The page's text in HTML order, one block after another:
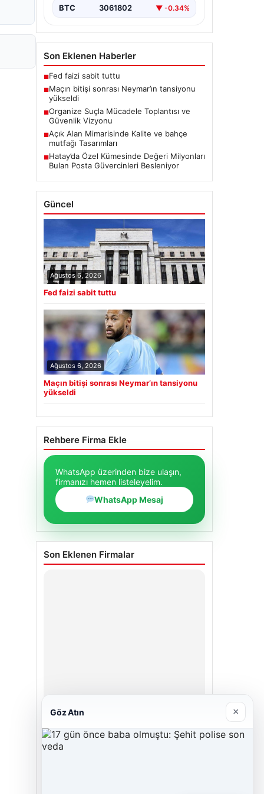
BTC 3061802 ▼ -0.34%
Son Eklenen Haberler
■Fed faizi sabit tuttu
■Maçın bitişi sonrası Neymar’ın tansiyonu
yükseldi
■Organize Suçla Mücadele Toplantısı ve
Güvenlik Vizyonu
■Açık Alan Mimarisinde Kalite ve bahçe
mutfağı Tasarımları
■Hatay’da Özel Kümesinde Değeri Milyonları
Bulan Posta Güvercinleri Besleniyor
Güncel
Ağustos 6, 2026
Fed faizi sabit tuttu
Ağustos 6, 2026
Maçın bitişi sonrası Neymar’ın tansiyonu
yükseldi
Rehbere Firma Ekle
WhatsApp üzerinden bize ulaşın,
firmanızı hemen listeleyelim.
WhatsApp Mesaj
Son Eklenen Firmalar
Enes Kaplan Avukatlık Bürosu
Göz Atın ×